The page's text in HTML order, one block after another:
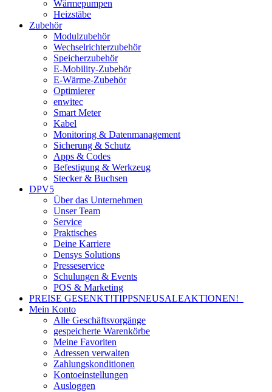
Wärmepumpen
Heizstäbe
Zubehör
Modulzubehör
Wechselrichterzubehör
Speicherzubehör
E-Mobility-Zubehör
E-Wärme-Zubehör
Optimierer
enwitec
Smart Meter
Kabel
Monitoring & Datenmanagement
Sicherung & Schutz
Apps & Codes
Befestigung & Werkzeug
Stecker & Buchsen
DPV5
Über das Unternehmen
Unser Team
Service
Praktisches
Deine Karriere
Densys Solutions
Presseservice
Schulungen & Events
POS & Marketing
PREISE GESENKT!TIPPSNEUSALEAKTIONEN!
Mein Konto
Alle Geschäftsvorgänge
gespeicherte Warenkörbe
Meine Favoriten
Adressen verwalten
Zahlungskonditionen
Kontoeinstellungen
Ausloggen